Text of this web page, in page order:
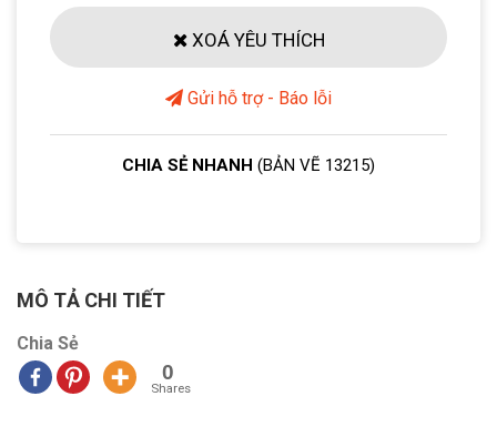
XOÁ YÊU THÍCH
Gửi hỗ trợ - Báo lỗi
CHIA SẺ NHANH (BẢN VẼ 13215)
MÔ TẢ CHI TIẾT
Chia Sẻ
0
Shares